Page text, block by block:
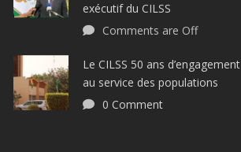
exécutif du CILSS
Comments are Off
Le CILSS 50 ans d’engagement
au service des populations
0 Comment